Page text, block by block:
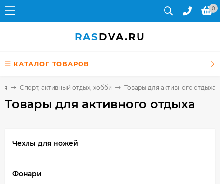
0
RASDVA.RU
КАТАЛОГ ТОВАРОВ
Спорт, активный отдых, хобби Товары для активного отдыха
Товары для активного отдыха
Чехлы для ножей
Фонари